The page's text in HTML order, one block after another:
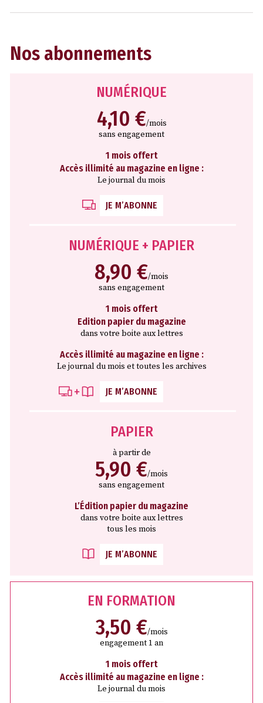
Nos abonnements
NUMÉRIQUE
4,10 €/mois
sans engagement
1 mois offert
Accès illimité au magazine en ligne :
Le journal du mois
JE M’ABONNE
NUMÉRIQUE + PAPIER
8,90 €/mois
sans engagement
1 mois offert
Edition papier du magazine
dans votre boite aux lettres
Accès illimité au magazine en ligne :
Le journal du mois et toutes les archives
JE M’ABONNE
PAPIER
à partir de
5,90 €/mois
sans engagement
L’Édition papier du magazine
dans votre boite aux lettres
tous les mois
JE M’ABONNE
EN FORMATION
3,50 €/mois
engagement 1 an
1 mois offert
Accès illimité au magazine en ligne :
Le journal du mois